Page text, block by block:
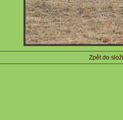
Zpět do